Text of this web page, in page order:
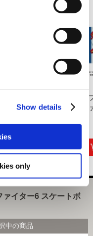
Show details
only
ー6 スタンド付き...
ァイター6 スケートボ
中の商品